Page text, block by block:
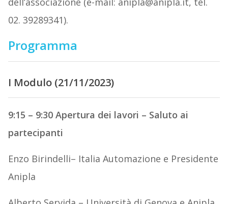
02. 39289341).
Programma
I Modulo (21/11/2023)
9:15 – 9:30 Apertura dei lavori – Saluto ai
partecipanti
Enzo Birindelli– Italia Automazione e Presidente
Anipla